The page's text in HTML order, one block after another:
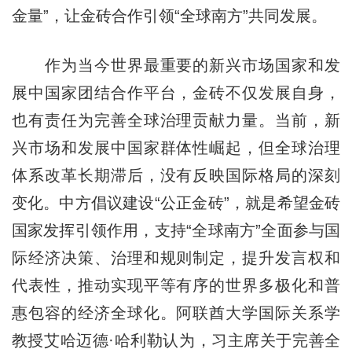
金量”，让金砖合作引领“全球南方”共同发展。
作为当今世界最重要的新兴市场国家和发
展中国家团结合作平台，金砖不仅发展自身，
也有责任为完善全球治理贡献力量。当前，新
兴市场和发展中国家群体性崛起，但全球治理
体系改革长期滞后，没有反映国际格局的深刻
变化。中方倡议建设“公正金砖”，就是希望金砖
国家发挥引领作用，支持“全球南方”全面参与国
际经济决策、治理和规则制定，提升发言权和
代表性，推动实现平等有序的世界多极化和普
惠包容的经济全球化。阿联酋大学国际关系学
教授艾哈迈德·哈利勒认为，习主席关于完善全